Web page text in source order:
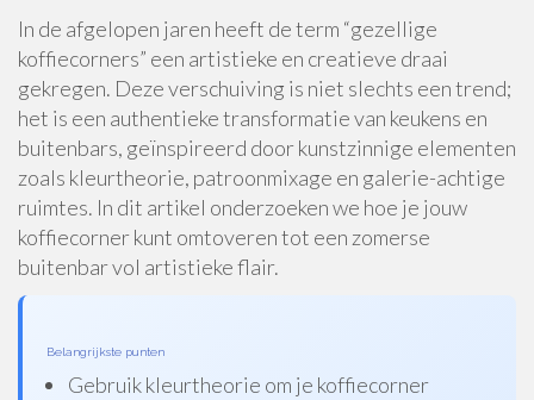
In de afgelopen jaren heeft de term “gezellige
koffiecorners” een artistieke en creatieve draai
gekregen. Deze verschuiving is niet slechts een trend;
het is een authentieke transformatie van keukens en
buitenbars, geïnspireerd door kunstzinnige elementen
zoals kleurtheorie, patroonmixage en galerie-achtige
ruimtes. In dit artikel onderzoeken we hoe je jouw
koffiecorner kunt omtoveren tot een zomerse
buitenbar vol artistieke flair.
Belangrijkste punten
Gebruik kleurtheorie om je koffiecorner